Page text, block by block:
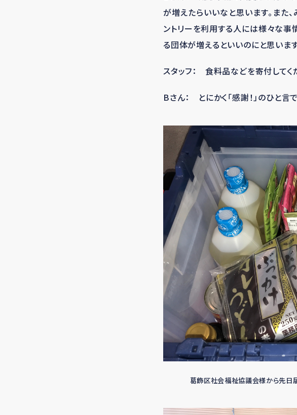
が増えたらいいなと思います。また
ントリーを利用する人には様々な
る団体が増えるといいのにと思います
スタッフ： 食料品などを寄付してく
Bさん： とにかく「感謝！」のひと言で
葛飾区社会福祉協議会様から先日